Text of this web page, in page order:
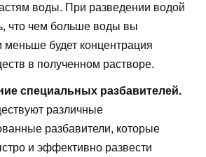
воды. При разведении водой
что чем больше воды вы
меньше будет концентрация
в полученном растворе.
специальных разбавителей.
различные
разбавители, которые
и эффективно развести